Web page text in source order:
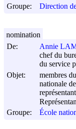
Groupe:
Direction
De:
Annie
chef du
du service
Objet:
membres
nationale
Groupe:
École
nomination